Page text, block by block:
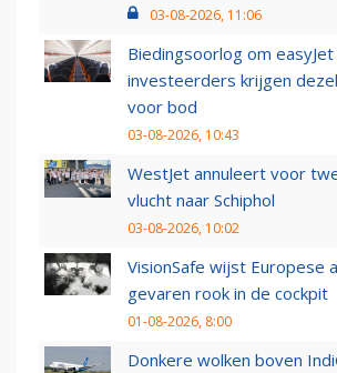
03-08-2026, 11:06
Biedingsoorlog om
investeerders krijgen
voor bod
03-08-2026, 10:43
WestJet annuleert voor
vlucht naar Schiphol
03-08-2026, 10:02
VisionSafe wijst Europese
gevaren rook in de cockpit
01-08-2026, 8:00
Donkere wolken boven